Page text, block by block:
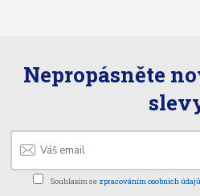
Nepropásněte
Souhlasím se zpracováním osobních údajů